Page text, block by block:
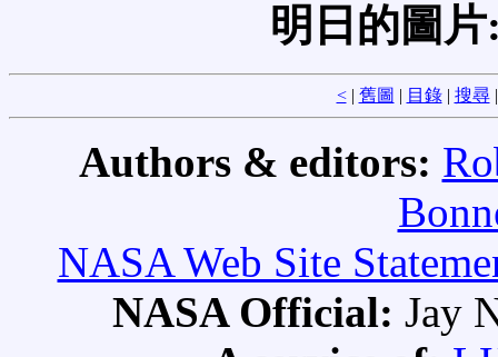
明日的圖
<| 舊圖 | 目錄| 搜尋
Authors & editors:
NASA Web Site
NASA Official: Jay